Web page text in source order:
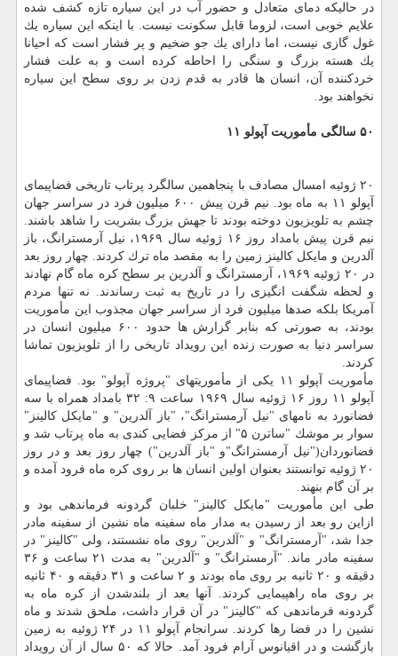
در حالیكه دمای متعادل و حضور آب در این سیاره تازه كشف شده
علایم خوبی است، لزوما قابل سكونت نیست. با اینكه این سیاره یك
غول گازی نیست، اما دارای یك جو ضخیم و پر فشار است كه احیانا
یك هسته بزرگ و سنگی را احاطه كرده است و به علت فشار
خردكننده آن، انسان ها قادر به قدم زدن بر روی سطح این سیاره
نخواهند بود.
۵۰ سالگی مأموریت آپولو ۱۱
۲۰ ژوئیه امسال مصادف با پنجاهمین سالگرد پرتاب تاریخی فضاپیمای
آپولو ۱۱ به ماه بود. نیم قرن پیش ۶۰۰ میلیون فرد در سراسر جهان
چشم به تلویزیون دوخته بودند تا جهش بزرگ بشریت را شاهد باشند.
نیم قرن پیش بامداد روز ۱۶ ژوئیه سال ۱۹۶۹، نیل آرمسترانگ، باز
آلدرین و مایكل كالینز زمین را به مقصد ماه ترك كردند. چهار روز بعد
در ۲۰ ژوئیه ۱۹۶۹، آرمسترانگ و آلدرین بر سطح كره ماه گام نهادند
و لحظه شگفت انگیزی را در تاریخ به ثبت رساندند. نه تنها مردم
آمریكا بلكه صدها میلیون فرد از سراسر جهان مجذوب این مأموریت
بودند، به صورتی كه بنابر گزارش ها حدود ۶۰۰ میلیون انسان در
سراسر دنیا به صورت زنده این رویداد تاریخی را از تلویزیون تماشا
كردند.
مأموریت آپولو ۱۱ یكی از مأموریتهای "پروژه آپولو" بود. فضاپیمای
آپولو ۱۱ روز ۱۶ ژوئیه سال ۱۹۶۹ ساعت ۹: ۳۲ بامداد همراه با سه
فضانورد به نامهای "نیل آرمسترانگ"، "باز آلدرین" و "مایكل كالینز"
سوار بر موشك "ساترن ۵" از مركز فضایی كندی به ماه پرتاب شد و
فضانوردان("نیل آرمسترانگ"و "باز آلدرین") چهار روز بعد و در روز
۲۰ ژوئیه توانستند بعنوان اولین انسان ها بر روی كره ماه فرود آمده و
بر آن گام بنهند.
طی این مأموریت "مایكل كالینز" خلبان گردونه فرماندهی بود و
ازاین رو بعد از رسیدن به مدار ماه سفینه ماه نشین از سفینه مادر
جدا شد، "آرمسترانگ" و "آلدرین" روی ماه نشستند، ولی "كالینز" در
سفینه مادر ماند. "آرمسترانگ" و "آلدرین" به مدت ۲۱ ساعت و ۳۶
دقیقه و ۲۰ ثانیه بر روی ماه بودند و ۲ ساعت و ۳۱ دقیقه و ۴۰ ثانیه
بر روی ماه راهپیمایی كردند. آنها بعد از بلندشدن از كره ماه به
گردونه فرماندهی كه "كالینز" در آن قرار داشت، ملحق شدند و ماه
نشین را در فضا رها كردند. سرانجام آپولو ۱۱ در ۲۴ ژوئیه به زمین
بازگشت و در اقیانوس آرام فرود آمد. حالا كه ۵۰ سال از آن رویداد